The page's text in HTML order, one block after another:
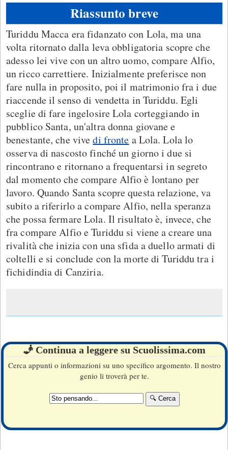
Riassunto breve
Turiddu Macca era fidanzato con Lola, ma una
volta ritornato dalla leva obbligatoria scopre che
adesso lei vive con un altro uomo, compare Alfio,
un ricco carrettiere. Inizialmente preferisce non
fare nulla in proposito, poi il matrimonio fra i due
riaccende il senso di vendetta in Turiddu. Egli
sceglie di fare ingelosire Lola corteggiando in
pubblico Santa, un'altra donna giovane e
benestante, che vivedi fronte a Lola. Lola lo
osserva di nascosto finché un giorno i due si
rincontrano e ritornano a frequentarsi in segreto
dal momento che compare Alfio è lontano per
lavoro. Quando Santa scopre questa relazione, va
subito a riferirlo a compare Alfio, nella speranza
che possa fermare Lola. Il risultato è, invece, che
fra compare Alfio e Turiddu si viene a creare una
rivalità che inizia con una sfida a duello armati di
coltelli e si conclude con la morte di Turiddu tra i
fichidindia di Canziria.
🧞 Continua a leggere su Scuolissima.com
Cerca appunti o informazioni su uno specifico argomento. Il nostro
genio li troverà per te.